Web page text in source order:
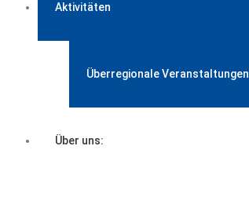
Aktivitäten
Überregionale Veranstaltungen
Über uns: